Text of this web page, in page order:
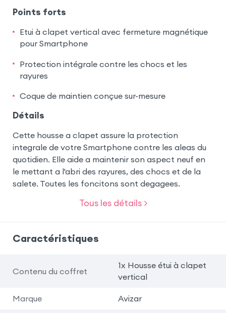
Points forts
Etui à clapet vertical avec fermeture magnétique
pour Smartphone
Protection intégrale contre les chocs et les
rayures
Coque de maintien conçue sur-mesure
Détails
Cette housse a clapet assure la protection
integrale de votre Smartphone contre les aleas du
quotidien. Elle aide a maintenir son aspect neuf en
le mettant a l'abri des rayures, des chocs et de la
salete. Toutes les foncitons sont degagees.
Tous les détails >
Caractéristiques
Contenu du coffret
1x Housse étui à clapet
vertical
Marque Avizar